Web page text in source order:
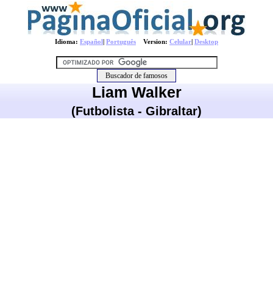
Idioma: Español| Português Version: Celular| Desktop
Liam Walker
(Futbolista - Gibraltar)